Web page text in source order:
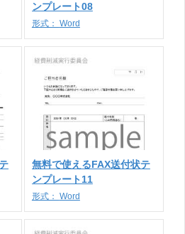
ンプレート08
形式： Word
無料で使えるFAX送付状テ
ンプレート11
形式： Word